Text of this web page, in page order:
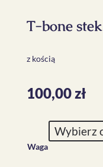
T-bone stek
z kością
100,00zł
Waga